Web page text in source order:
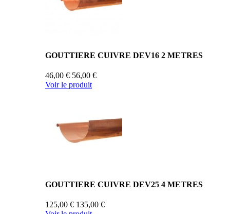
GOUTTIERE CUIVRE DEV16 2 METRES
46,00 € 56,00 €
Voir le produit
GOUTTIERE CUIVRE DEV25 4 METRES
125,00 € 135,00 €